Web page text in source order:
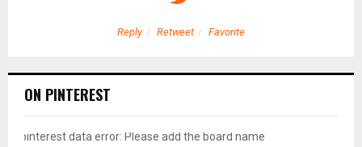
Reply Retweet Favorite
ON PINTEREST
pinterest data error: Please add the board name